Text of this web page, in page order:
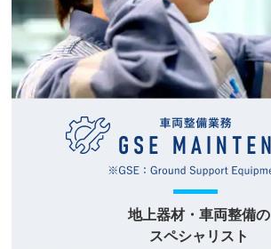
地上器材・車両整備の
スペシャリスト